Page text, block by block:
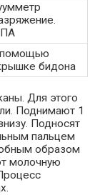
помощью
бидона
Для этого
Поднимают 1
Подносят
пальцем
образом
молочную